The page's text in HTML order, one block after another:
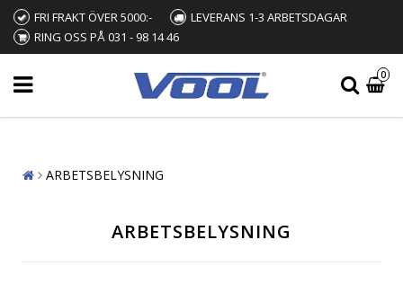
FRI FRAKT ÖVER 5000:-
LEVERANS 1-3 ARBETSDAGAR
RING OSS PÅ 031 - 98 14 46
0
ARBETSBELYSNING
ARBETSBELYSNING